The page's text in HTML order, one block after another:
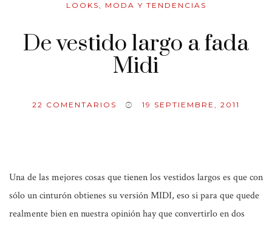
LOOKS, MODA Y TENDENCIAS
De vestido largo a fada
Midi
22 COMENTARIOS 19 SEPTIEMBRE, 2011
Una de las mejores cosas que tienen los vestidos largos es que con
sólo un cinturón obtienes su versión MIDI, eso si para que quede
realmente bien en nuestra opinión hay que convertirlo en dos